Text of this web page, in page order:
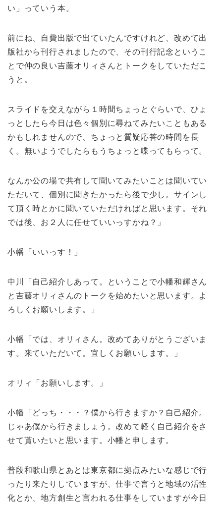
い」っていう本。
前にね、自費出版で出ていたんですけれど、改めて出
版社から刊行されましたので、その刊行記念というこ
とで仲の良い吉藤オリィさんとトークをしていただこ
うと。
スライドを交えながら１時間ちょっとぐらいで、ひょ
っとしたら今日は色々個別に尋ねてみたいこともある
かもしれませんので、ちょっと質疑応答の時間を長
く。無いようでしたらもうちょっと喋ってもらって。
なんか公の場で共有して聞いてみたいことは聞いてい
ただいて、個別に聞きたかったら後で少し。サインし
て頂く時とかに聞いていただければと思います。それ
では後、お２人に任せていいっすかね？」
小幡「いいっす！」
中川「自己紹介しあって。ということで小幡和輝さん
と吉藤オリィさんのトークを始めたいと思います。よ
ろしくお願いします。」
小幡「では、オリィさん。改めてありがとうございま
す。来ていただいて。宜しくお願いします。」
オリィ「お願いします。」
小幡「どっち・・・？僕から行きますか？自己紹介。
じゃあ僕から行きましょう。改めて軽く自己紹介をさ
せて貰いたいと思います。小幡と申します。
普段和歌山県とあとは東京都に拠点みたいな感じで行
ったり来たりしていますが、仕事で言うと地域の活性
化とか、地方創生と言われる仕事をしていますが今日